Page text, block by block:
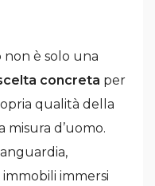
non è solo una
concreta per
qualità della
d’uomo.
immersi